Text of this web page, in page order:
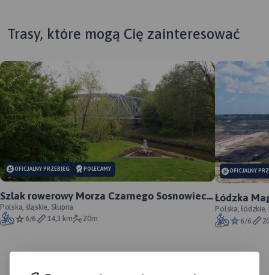
APLIKACJI TRASEO
rozpoznawalnych szlaków
Trasy, które mogą Cię zainteresować
OFICJALNY PRZEBIEG POLECAMY
Szlak rowerowy Morza Czarnego Sosnowiec -
oficjalny przebieg
Polska, śląskie, Słupna
6/6
14,3 km 20m
OFICJALNY
Łódzka
Polska, łódzkie,
6/6